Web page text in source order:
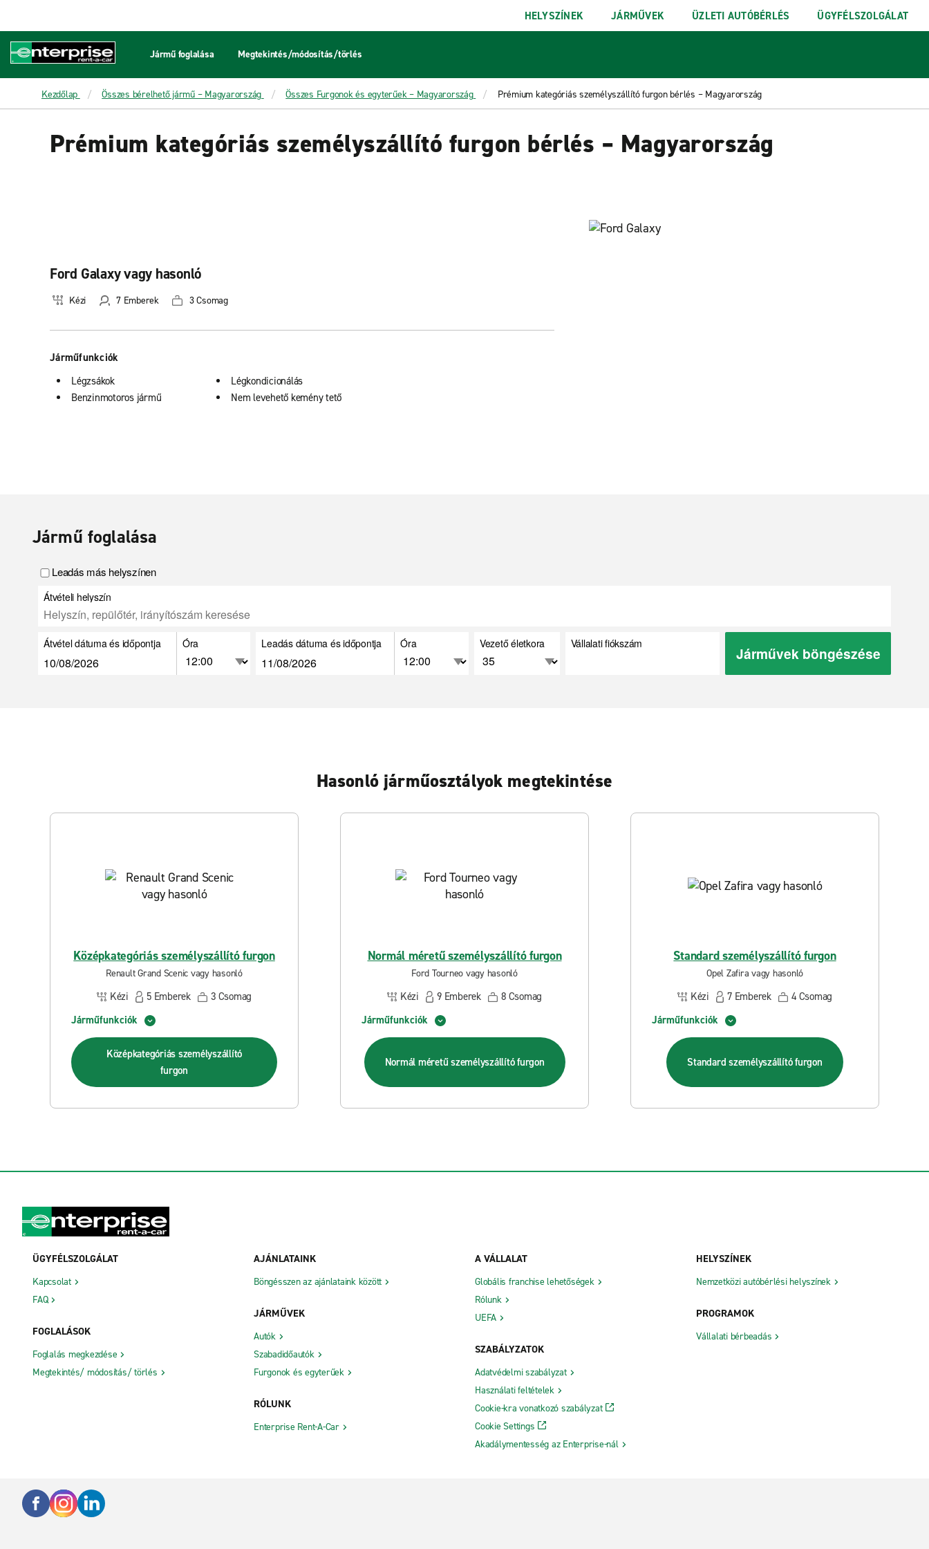
HELYSZÍNEK JÁRMŰVEK ÜZLETI AUTÓBÉRLÉS ÜGYFÉLSZOLGÁLAT
Jármű foglalása Megtekintés/módosítás/törlés
Kezdőlap Összes bérelhető jármű – Magyarország Összes Furgonok és egyterűek – Magyarország Prémium kategóriás személyszállító furgon bérlés – Magyarország
Prémium kategóriás személyszállító furgon bérlés – Magyarország
Ford Galaxy vagy hasonló
Kézi 7 Emberek 3 Csomag
Járműfunkciók
Légzsákok
Benzinmotoros jármű
Légkondicionálás
Nem levehető kemény tető
Jármű foglalása
Leadás más helyszínen
Átvételi helyszín
Átvétel dátuma és időpontja Óra Leadás dátuma és időpontja Óra Vezető életkora Vállalati fiókszám
Járművek böngészése
Hasonló járműosztályok megtekintése
Középkategóriás személyszállító furgon
Renault Grand Scenic vagy hasonló
Kézi 5 Emberek 3 Csomag
Járműfunkciók
Középkategóriás személyszállító
furgon
Normál méretű személyszállító furgon
Ford Tourneo vagy hasonló
Kézi 9 Emberek 8 Csomag
Járműfunkciók
Normál méretű személyszállító furgon
Standard személyszállító furgon
Opel Zafira vagy hasonló
Kézi 7 Emberek 4 Csomag
Járműfunkciók
Standard személyszállító furgon
ÜGYFÉLSZOLGÁLAT
Kapcsolat
FAQ
FOGLALÁSOK
Foglalás megkezdése
Megtekintés/ módosítás/ törlés
AJÁNLATAINK
Böngésszen az ajánlataink között
JÁRMŰVEK
Autók
Szabadidőautók
Furgonok és egyterűek
RÓLUNK
Enterprise Rent-A-Car
A VÁLLALAT
Globális franchise lehetőségek
Rólunk
UEFA
SZABÁLYZATOK
Adatvédelmi szabályzat
Használati feltételek
Cookie-kra vonatkozó szabályzat
Cookie Settings
Akadálymentesség az Enterprise-nál
HELYSZÍNEK
Nemzetközi autóbérlési helyszínek
PROGRAMOK
Vállalati bérbeadás